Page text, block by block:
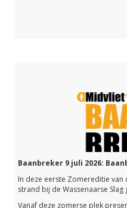
Baanbreker 9 juli 2026:
In deze eerste Zomereditie van
strand bij de Wassenaarse Slag
Vanaf deze zomerse plek